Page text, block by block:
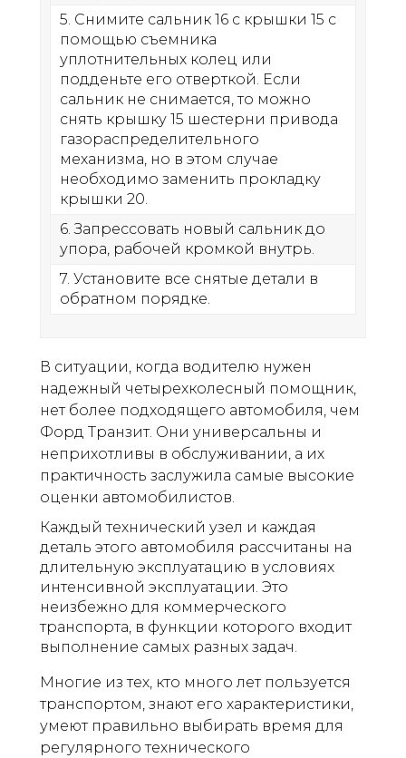
5. Снимите сальник 16 с крышки 15 с
помощью съемника
уплотнительных колец или
подденьте его отверткой. Если
сальник не снимается, то можно
снять крышку 15 шестерни привода
газораспределительного
механизма, но в этом случае
необходимо заменить прокладку
крышки 20.
6. Запрессовать новый сальник до
упора, рабочей кромкой внутрь.
7. Установите все снятые детали в
обратном порядке.
В ситуации, когда водителю нужен
надежный четырехколесный помощник,
нет более подходящего автомобиля, чем
Форд Транзит. Они универсальны и
неприхотливы в обслуживании, а их
практичность заслужила самые высокие
оценки автомобилистов.
Каждый технический узел и каждая
деталь этого автомобиля рассчитаны на
длительную эксплуатацию в условиях
интенсивной эксплуатации. Это
неизбежно для коммерческого
транспорта, в функции которого входит
выполнение самых разных задач.
Многие из тех, кто много лет пользуется
транспортом, знают его характеристики,
умеют правильно выбирать время для
регулярного технического